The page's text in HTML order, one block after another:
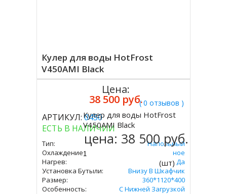
Кулер для воды HotFrost
V450AMI Black
( 0 отзывов )
АРТИКУЛ:0450
ЕСТЬ В НАЛИЧИИ
Тип:
Напольный
Охлаждение:
Компрессорное
Нагрев:
Да
Установка Бутыли:
Внизу В Шкафчик
Размер:
360*1120*400
Особенность:
С Нижней Загрузкой
Цена:
38 500 руб.
Купить
Кулер для воды HotFrost
V450AMI Black
цена: 38 500 руб.
(шт)